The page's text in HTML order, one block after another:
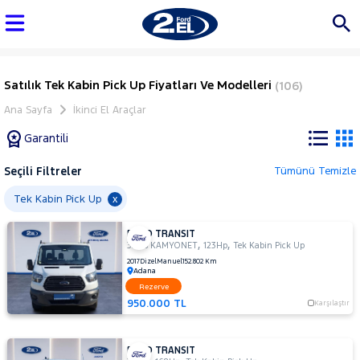
Satılık Tek Kabin Pick Up Fiyatları Ve Modelleri (106)
Ana Sayfa İkinci El Araçlar
Garantili
Tüm
Araçlar
AUDI
BMC
BMW
BYD
Seçili Filtreler Tümünü Temizle
Tek Kabin Pick Up x
FORD TRANSIT
330S KAMYONET,123Hp,Tek Kabin Pick Up
2017DizelManuel152.802 Km
Adana
950.000 TL Karşılaştır
Rezerve
FORD TRANSIT